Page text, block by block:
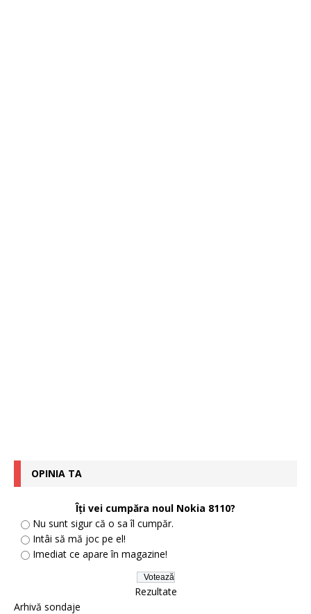
OPINIA TA
Îţi vei cumpăra noul Nokia 8110?
Nu sunt sigur că o sa îl cumpăr.
Intâi să mă joc pe el!
Imediat ce apare în magazine!
Rezultate
Arhivă sondaje